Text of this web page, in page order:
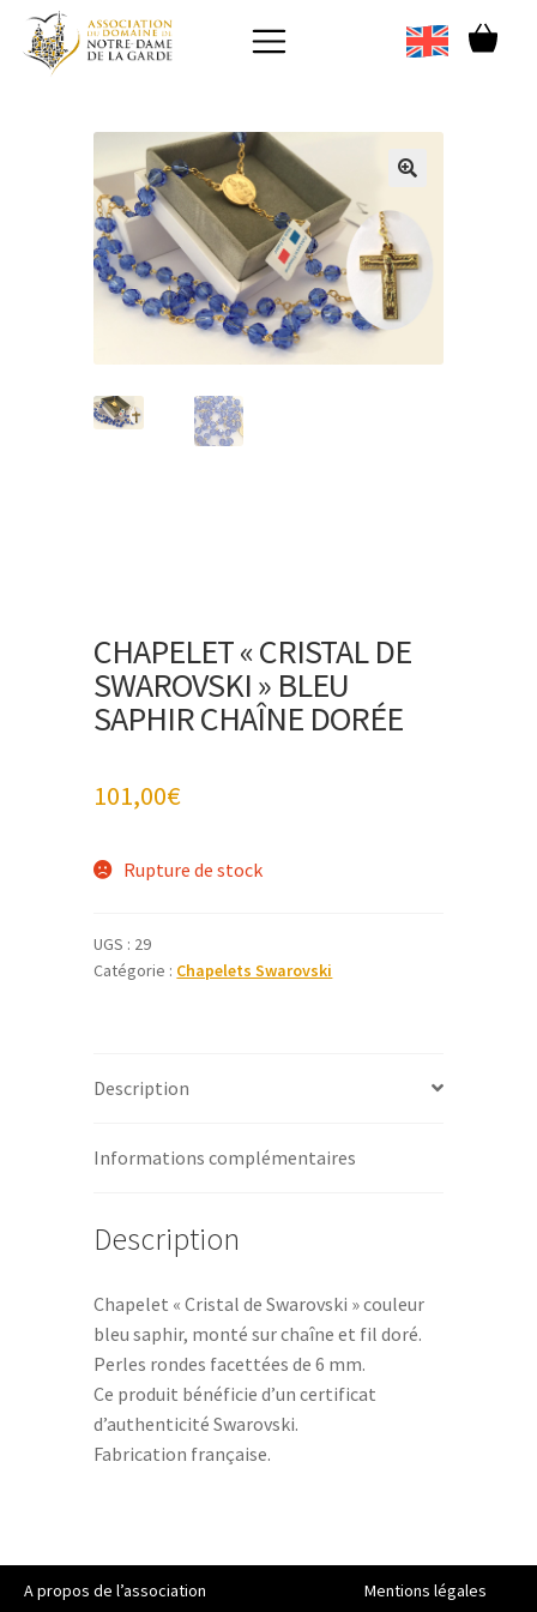
CHAPELET « CRISTAL DE
SWAROVSKI » BLEU
SAPHIR CHAÎNE DORÉE
101,00€
Rupture de stock
UGS : 29
Catégorie : Chapelets Swarovski
Description
Informations complémentaires
Description
Chapelet « Cristal de Swarovski » couleur
bleu saphir, monté sur chaîne et fil doré.
Perles rondes facettées de 6 mm.
Ce produit bénéficie d’un certificat
d’authenticité Swarovski.
Fabrication française.
A propos de l’association Mentions légales